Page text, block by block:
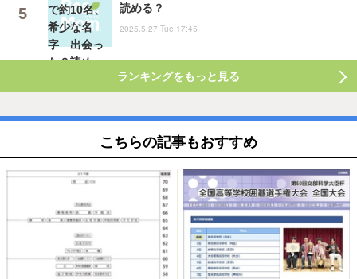
読める？
2025.5.27 Tue 17:45
ランキングをもっと見る
こちらの記事もおすすめ